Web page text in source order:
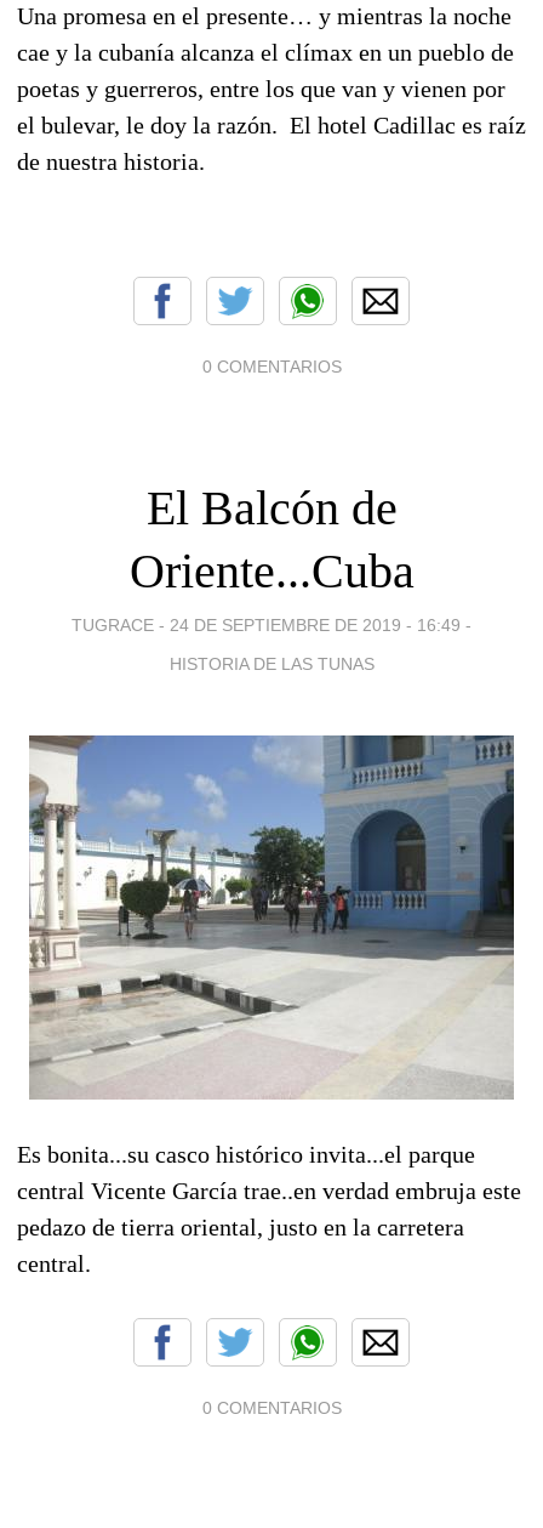
Una promesa en el presente… y mientras la noche
cae y la cubanía alcanza el clímax en un pueblo de
poetas y guerreros, entre los que van y vienen por
el bulevar, le doy la razón. El hotel Cadillac es raíz
de nuestra historia.
0 COMENTARIOS
El Balcón de
Oriente...Cuba
TUGRACE - 24 DE SEPTIEMBRE DE 2019 - 16:49 -
HISTORIA DE LAS TUNAS
Es bonita...su casco histórico invita...el parque
central Vicente García trae..en verdad embruja este
pedazo de tierra oriental, justo en la carretera
central.
0 COMENTARIOS